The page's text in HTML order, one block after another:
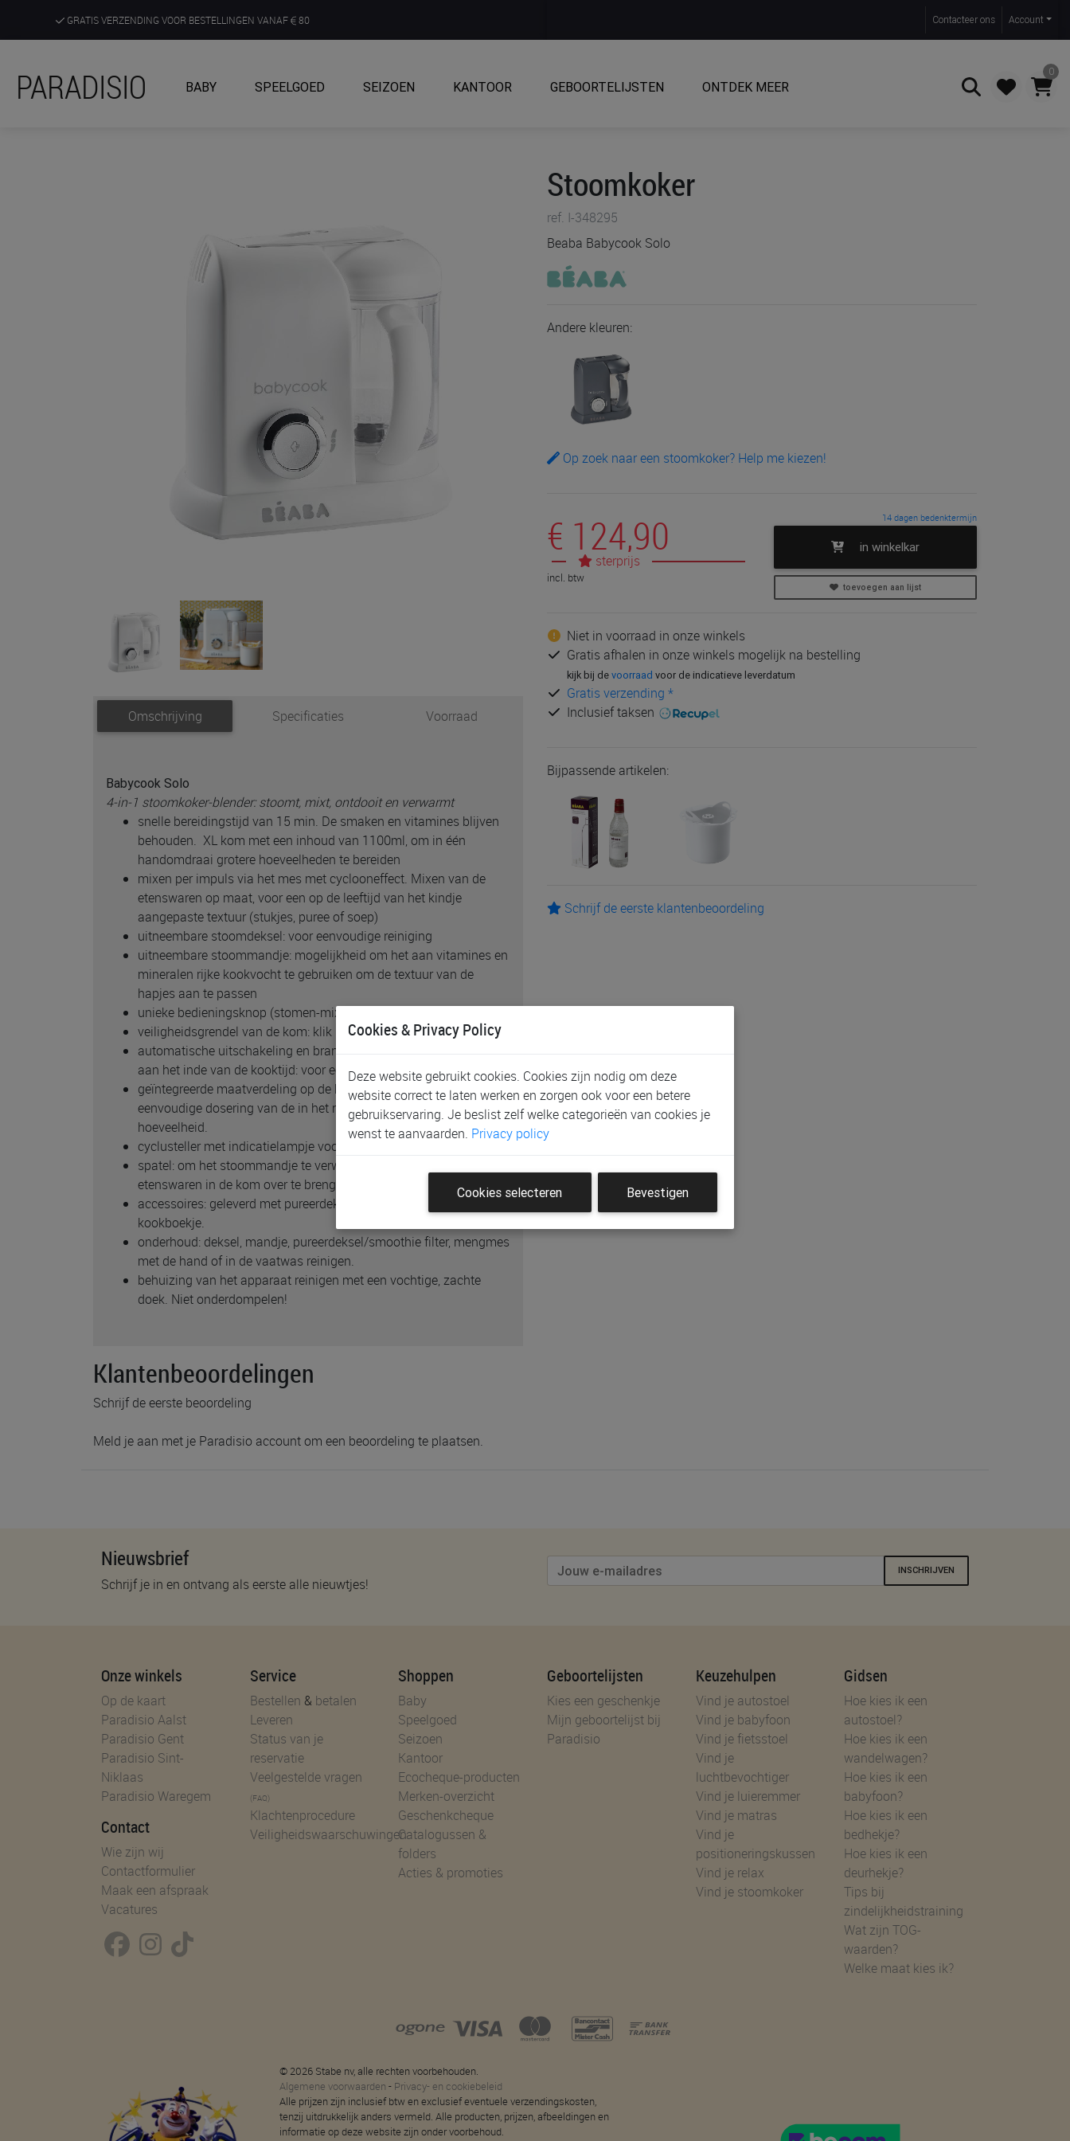
GRATIS VERZENDING VOOR BESTELLINGEN VANAF 80
ONTDEK, BELEEF EN KRIJG ADVIES IN ONZE WINKELS
Contacteer ons Account
PARADISIO BABY SPEELGOED SEIZOEN KANTOOR GEBOORTELIJSTEN ONTDEK MEER
0
Omschrijving Specificaties Voorraad
Babycook Solo
4-in-1 stoomkoker-blender: stoomt, mixt, ontdooit en verwarmt
snelle bereidingstijd van 15 min. De smaken en vitamines blijven
behouden. XL kom met een inhoud van 1100ml, om in één
handomdraai grotere hoeveelheden te bereiden
mixen per impuls via het mes met cyclooneffect. Mixen van de
etenswaren op maat, voor een op de leeftijd van het kindje
aangepaste textuur (stukjes, puree of soep)
uitneembare stoomdeksel: voor eenvoudige reiniging
uitneembare stoommandje: mogelijkheid om het aan vitamines en
mineralen rijke kookvocht te gebruiken om de textuur van de
hapjes aan te passen
unieke bedieningsknop (stomen-mixen): ultra compacte oplossing
veiligheidsgrendel van de kom: klik bij een juiste vergrendeling
automatische uitschakeling en brandend lampje en geluidssignaal
aan het inde van de kooktijd: voor een bereiding zonder omkijken
geïntegreerde maatverdeling op de kom en het stoomdeksel:
eenvoudige dosering van de in het reservoir aan te brengen
hoeveelheid.
cyclusteller met indicatielampje voor ontkalking: alarmlampje
spatel: om het stoommandje te verwijderen, te roeren en de
etenswaren in de kom over te brengen zonder zich te verbranden.
accessoires: geleverd met pureerdeksel/smoothie filter, spatel en
kookboekje.
onderhoud: deksel, mandje, pureerdeksel/smoothie filter, mengmes
met de hand of in de vaatwas reinigen.
behuizing van het apparaat reinigen met een vochtige, zachte
doek. Niet onderdompelen!
Stoomkoker
ref. I-348295
Beaba Babycook Solo
Andere kleuren:
Op zoek naar een stoomkoker? Help me kiezen!
€ 124,90
sterprijs
incl. btw
14 dagen bedenktermijn
in winkelkar
toevoegen aan lijst
Niet in voorraad in onze winkels
Gratis afhalen in onze winkels mogelijk na bestelling
kijk bij devoorraad voor de indicatieve leverdatum
Gratis verzending *
Inclusief taksen
Bijpassende artikelen:
Schrijf de eerste klantenbeoordeling
Klantenbeoordelingen
Schrijf de eerste beoordeling
Meld je aan met je Paradisio account om een beoordeling te plaatsen.
Nieuwsbrief
Schrijf je in en ontvang als eerste alle nieuwtjes!
INSCHRIJVEN
Onze winkels
Op de kaart
Paradisio Aalst
Paradisio Gent
Paradisio Sint-
Niklaas
Paradisio Waregem
Contact
Wie zijn wij
Contactformulier
Maak een afspraak
Vacatures
Service
Bestellen & betalen
Leveren
Status van je
reservatie
Veelgestelde vragen
(FAQ)
Klachtenprocedure
Veiligheidswaarschuwingen
Shoppen
Baby
Speelgoed
Seizoen
Kantoor
Ecocheque-producten
Merken-overzicht
Geschenkcheque
Catalogussen &
folders
Acties & promoties
Geboortelijsten
Kies een geschenkje
Mijn geboortelijst bij
Paradisio
Keuzehulpen
Vind je autostoel
Vind je babyfoon
Vind je fietsstoel
Vind je
luchtbevochtiger
Vind je luieremmer
Vind je matras
Vind je
positioneringskussen
Vind je relax
Vind je stoomkoker
Gidsen
Hoe kies ik een
autostoel?
Hoe kies ik een
wandelwagen?
Hoe kies ik een
babyfoon?
Hoe kies ik een
bedhekje?
Hoe kies ik een
deurhekje?
Tips bij
zindelijkheidstraining
Wat zijn TOG-
waarden?
Welke maat kies ik?
© 2026 Stabe nv, alle rechten voorbehouden.
Algemene voorwaarden - Privacy- en cookiebeleid
Alle prijzen zijn inclusief btw en exclusief eventuele verzendingskosten,
tenzij uitdrukkelijk anders vermeld. Alle producten, prijzen, afbeeldingen en
informatie op deze website zijn onder voorbehoud.
Cookies & Privacy Policy
Deze website gebruikt cookies. Cookies zijn nodig om deze
website correct te laten werken en zorgen ook voor een betere
gebruikservaring. Je beslist zelf welke categorieën van cookies je
wenst te aanvaarden. Privacy policy
Cookies selecteren Bevestigen